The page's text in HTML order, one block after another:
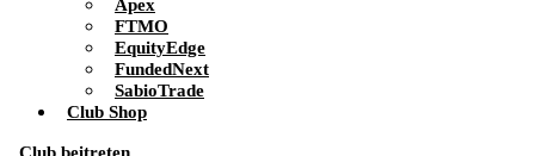
Apex
FTMO
EquityEdge
FundedNext
SabioTrade
Club Shop
Club beitreten